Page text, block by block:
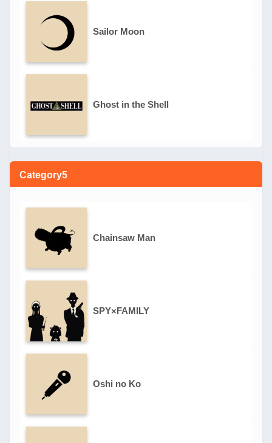
Sailor Moon
Ghost in the Shell
Category5
Chainsaw Man
SPY×FAMILY
Oshi no Ko